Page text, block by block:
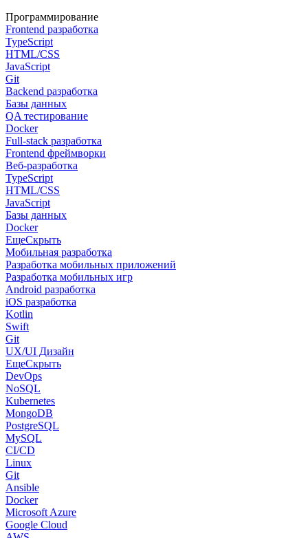
Программирование
Frontend разработка
TypeScript
HTML/CSS
JavaScript
Git
Backend разработка
Базы данных
QA тестирование
Docker
Full-stack разработка
Frontend фреймворки
Веб-разработка
TypeScript
HTML/CSS
JavaScript
Базы данных
Docker
ЕщеСкрыть
Мобильная разработка
Разработка мобильных приложений
Разработка мобильных игр
Android разработка
iOS разработка
Kotlin
Swift
Git
UX/UI Дизайн
ЕщеСкрыть
DevOps
NoSQL
Kubernetes
MongoDB
PostgreSQL
MySQL
CI/CD
Linux
Git
Ansible
Docker
Microsoft Azure
Google Cloud